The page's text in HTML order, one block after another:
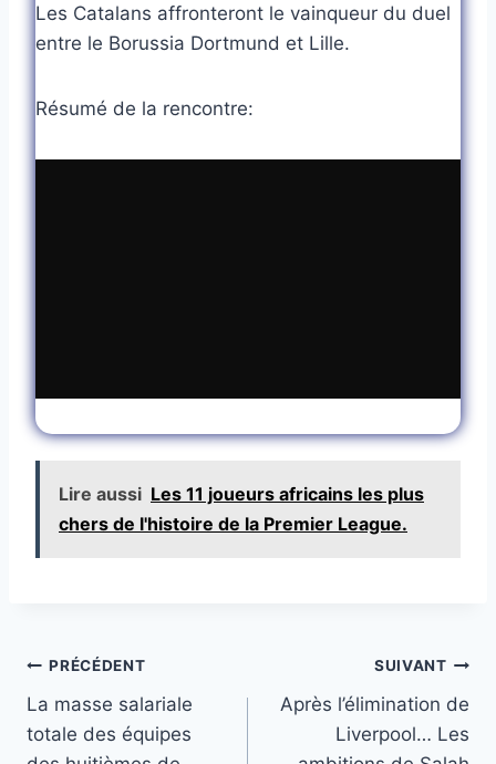
Les Catalans affronteront le vainqueur du duel
entre le Borussia Dortmund et Lille.
Résumé de la rencontre:
Lire aussi Les 11 joueurs africains les plus
chers de l'histoire de la Premier League.
Navigation
de
PRÉCÉDENT
La masse salariale
totale des équipes
SUIVANT
Après l’élimination de
Liverpool… Les